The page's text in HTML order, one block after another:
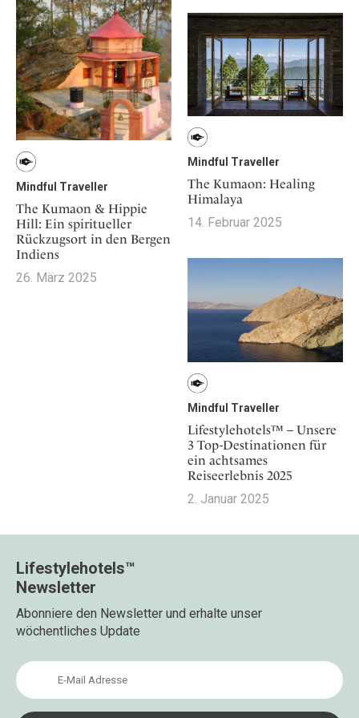
Mexico
Niederlande
Österreich
Portugal
Schweden
Spanien
Schweiz
USA
Persönlichkeiten
Our Story
Career
Kontakt
Impressum
Adventkalender
Mindful Traveller
The Kumaon & Hippie
Hill: Ein spiritueller
Rückzugsort in den Bergen
Indiens
26. März 2025
Mindful Traveller
The Kumaon: Healing
Himalaya
14. Februar 2025
Mindful Traveller
Lifestylehotels™ – Unsere
3 Top-Destinationen für
ein achtsames
Reiseerlebnis 2025
2. Januar 2025
Lifestylehotels™
Newsletter
Abonniere den Newsletter und erhalte unser
wöchentliches Update